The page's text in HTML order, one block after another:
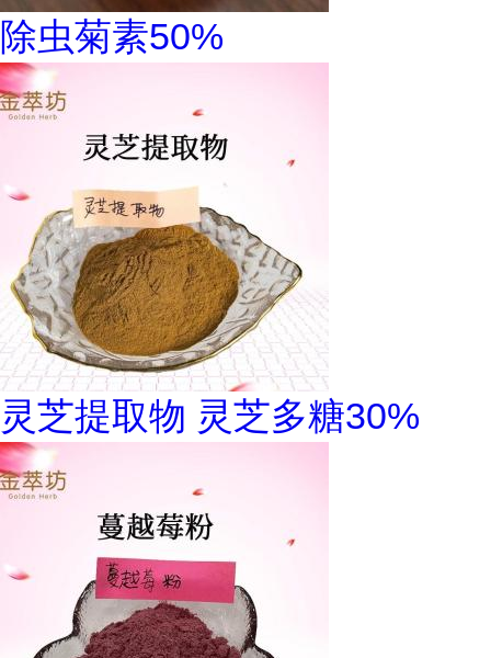
除虫菊素50%
灵芝提取物 灵芝多糖30%